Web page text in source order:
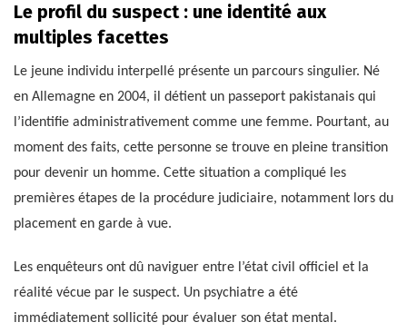
Le profil du suspect : une identité aux
multiples facettes
Le jeune individu interpellé présente un parcours singulier. Né
en Allemagne en 2004, il détient un passeport pakistanais qui
l’identifie administrativement comme une femme. Pourtant, au
moment des faits, cette personne se trouve en pleine transition
pour devenir un homme. Cette situation a compliqué les
premières étapes de la procédure judiciaire, notamment lors du
placement en garde à vue.
Les enquêteurs ont dû naviguer entre l’état civil officiel et la
réalité vécue par le suspect. Un psychiatre a été
immédiatement sollicité pour évaluer son état mental.